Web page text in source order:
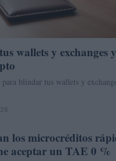
wallets y exchanges
para blindar tus wallets y
los microcréditos
aceptar un TAE 0 %